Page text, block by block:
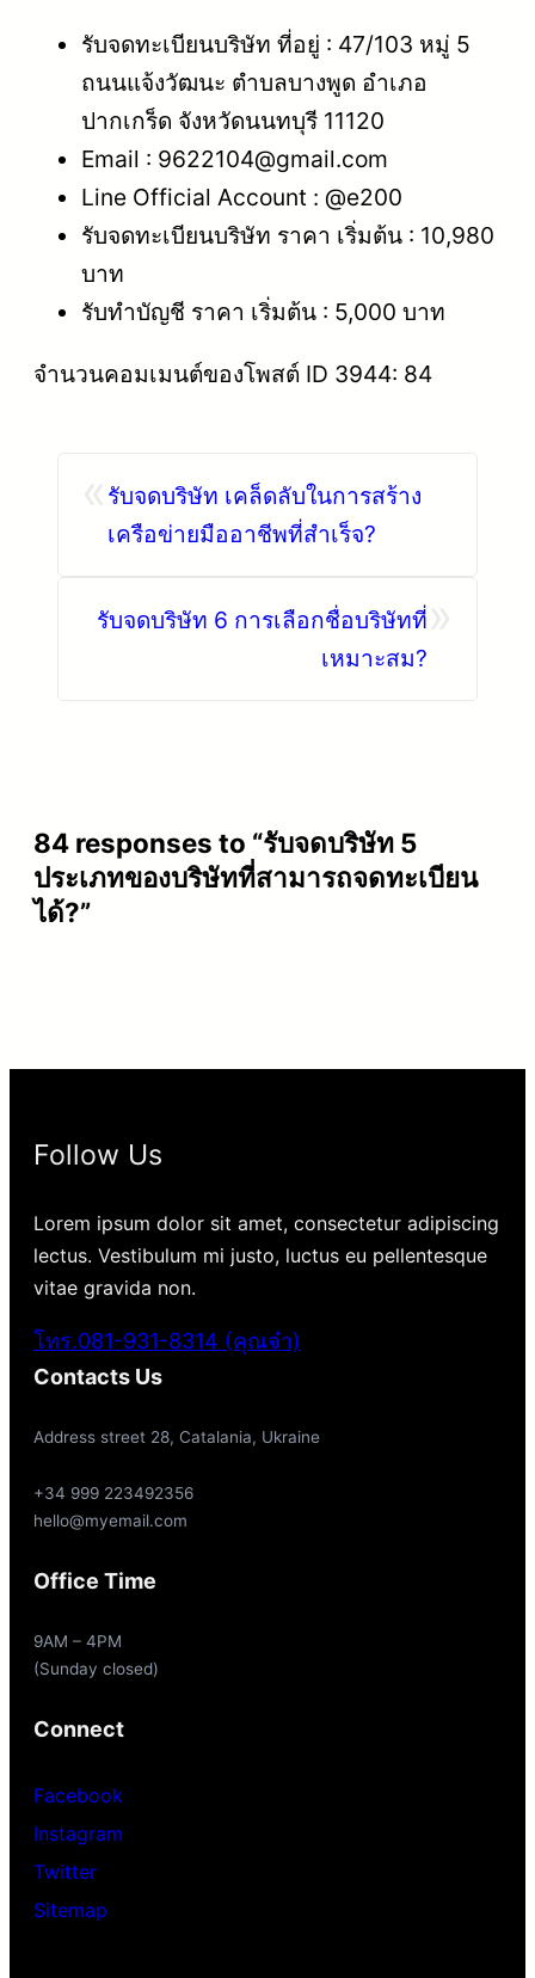
รับจดทะเบียนบริษัท ที่อยู่ : 47/103 หมู่ 5
ถนนแจ้งวัฒนะ ตำบลบางพูด อำเภอ
ปากเกร็ด จังหวัดนนทบุรี 11120
Email : 9622104@gmail.com
Line Official Account : @e200
รับจดทะเบียนบริษัท ราคา เริ่มต้น : 10,980
บาท
รับทำบัญชี ราคา เริ่มต้น : 5,000 บาท
จำนวนคอมเมนต์ของโพสต์ ID 3944: 84
รับจดบริษัท เคล็ดลับในการสร้าง
เครือข่ายมืออาชีพที่สำเร็จ?
รับจดบริษัท 6 การเลือกชื่อบริษัทที่
เหมาะสม?
84 responses to “รับจดบริษัท 5
ประเภทของบริษัทที่สามารถจดทะเบียน
ได้?”
Follow Us
Lorem ipsum dolor sit amet, consectetur adipiscing
lectus. Vestibulum mi justo, luctus eu pellentesque
vitae gravida non.
โทร.081-931-8314 (คุณจ๋า)
Contacts Us
Address street 28, Catalania, Ukraine
+34 999 223492356
hello@myemail.com
Office Time
9AM – 4PM
(Sunday closed)
Connect
Facebook
Instagram
Twitter
Sitemap